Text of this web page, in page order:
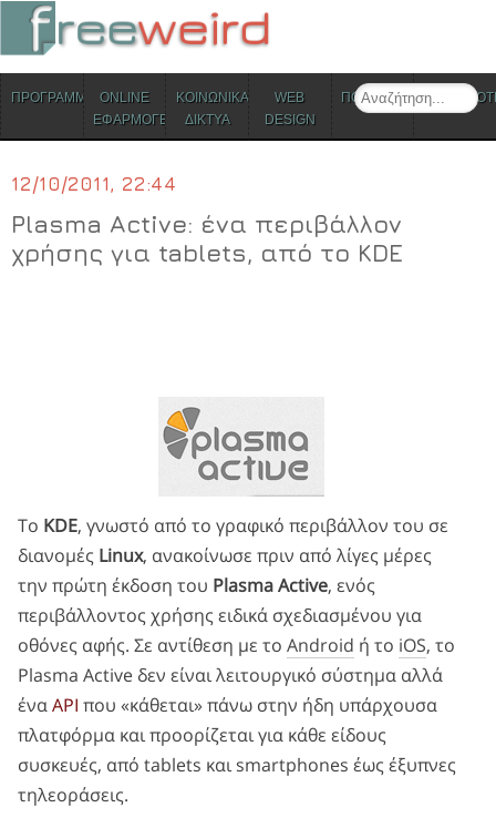
Search
Skip to content
ΠΡΟΓΡΑΜΜΑΤΑONLINE
ΕΦΑΡΜΟΓΕΣ
ΚΟΙΝΩΝΙΚΑ
ΔΙΚΤΥΑ
WEB
DESIGN
ΠΟΛΙΤΙΣΜΟΣ
12/10/2011, 22:44
Plasma Active: ένα περιβάλλον
χρήσης για tablets, από το KDE
Το KDE, γνωστό από το γραφικό περιβάλλον του σε
διανομές Linux, ανακοίνωσε πριν από λίγες μέρες
την πρώτη έκδοση του Plasma Active, ενός
περιβάλλοντος χρήσης ειδικά σχεδιασμένου για
οθόνες αφής. Σε αντίθεση με το Android ή το iOS, το
Plasma Active δεν είναι λειτουργικό σύστημα αλλά
έναAPI που «κάθεται» πάνω στην ήδη υπάρχουσα
πλατφόρμα και προορίζεται για κάθε είδους
συσκευές, από tablets και smartphones έως έξυπνες
τηλεοράσεις.